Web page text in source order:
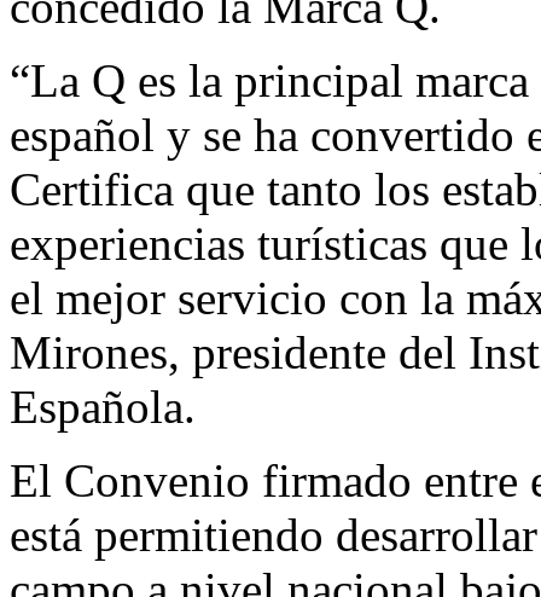
“La Q es la principal
español y se ha convertido
Certifica que tanto los
experiencias turísticas que
el mejor servicio con la
Mirones, presidente del
Española.
El Convenio firmado
está permitiendo